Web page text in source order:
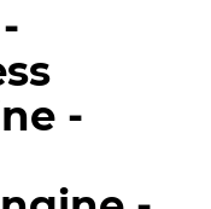
-